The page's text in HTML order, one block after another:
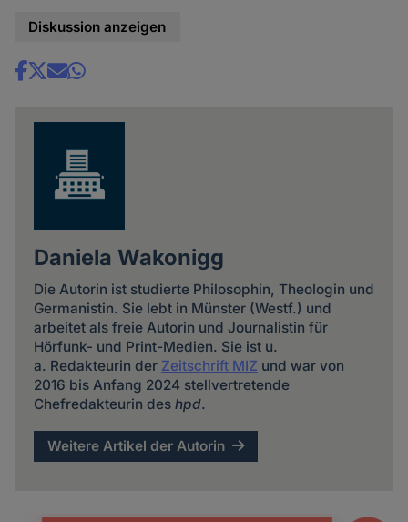
Diskussion anzeigen
Share
Daniela Wakonigg
Die Autorin ist studierte Philosophin, Theologin und
Germanistin. Sie lebt in Münster (Westf.) und
arbeitet als freie Autorin und Journalistin für
Hörfunk- und Print-Medien. Sie ist u.
a. Redakteurin der Zeitschrift MIZ und war von
2016 bis Anfang 2024 stellvertretende
Chefredakteurin des hpd.
Weitere Artikel der Autorin